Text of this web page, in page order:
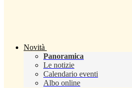
Novità
Panoramica
Le notizie
Calendario eventi
Albo online